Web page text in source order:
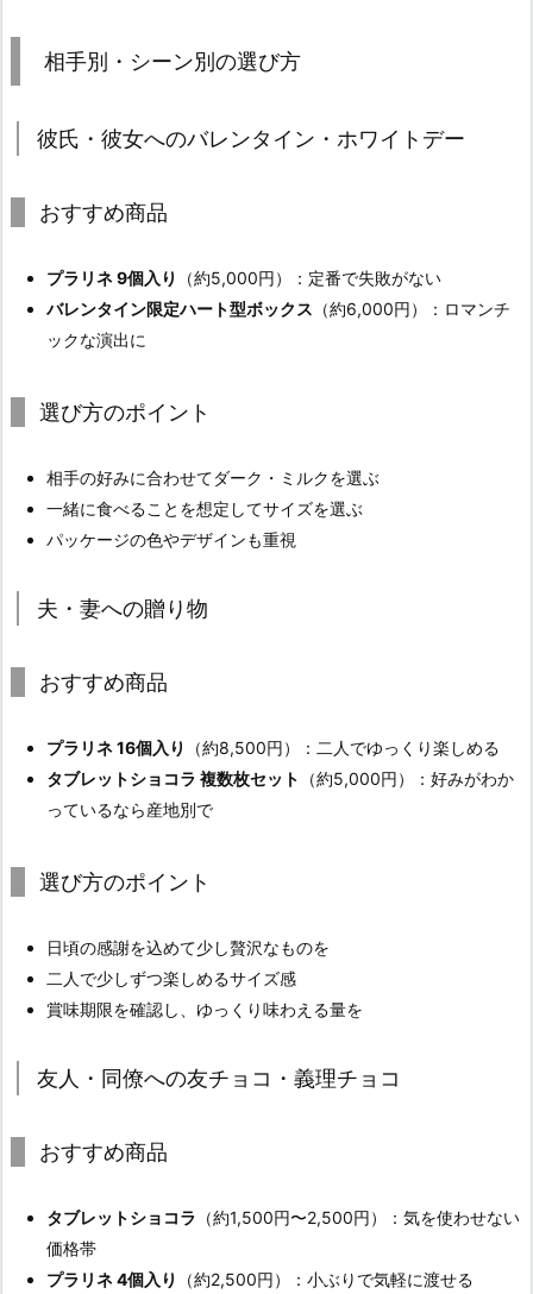
相手別・シーン別の選び方
彼氏・彼女へのバレンタイン・ホワイトデー
おすすめ商品
プラリネ 9個入り
（約5,000円）：定番で失敗がない
バレンタイン限定ハート型ボックス （約6,000円）：ロマンチ
ックな演出に
選び方のポイント
相手の好みに合わせてダーク・ミルクを選ぶ
一緒に食べることを想定してサイズを選ぶ
パッケージの色やデザインも重視
夫・妻への贈り物
おすすめ商品
プラリネ 16個入り
（約8,500円）：二人でゆっくり楽しめる
タブレットショコラ 複数枚セット
（約5,000円）：好みがわか
っているなら産地別で
選び方のポイント
日頃の感謝を込めて少し贅沢なものを
二人で少しずつ楽しめるサイズ感
賞味期限を確認し、ゆっくり味わえる量を
友人・同僚への友チョコ・義理チョコ
おすすめ商品
タブレットショコラ
（約1,500円〜2,500円）：気を使わせない
価格帯
プラリネ 4個入り
（約2,500円）：小ぶりで気軽に渡せる